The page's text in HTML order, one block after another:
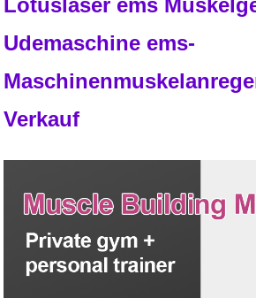
Lotuslaser ems
Udemaschine ems-
Verkauf